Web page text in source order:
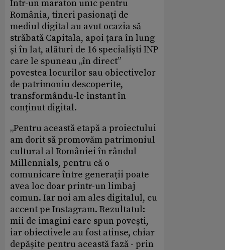
Într-un maraton unic pentru
România, tineri pasionați de
mediul digital au avut ocazia să
străbată Capitala, apoi țara în lung
și în lat, alături de 16 specialiști INP
care le spuneau „în direct”
povestea locurilor sau obiectivelor
de patrimoniu descoperite,
transformându-le instant în
conținut digital.
„Pentru această etapă a proiectului
am dorit să promovăm patrimoniul
cultural al României în rândul
Millennials, pentru că o
comunicare între generații poate
avea loc doar printr-un limbaj
comun. Iar noi am ales digitalul, cu
accent pe Instagram. Rezultatul:
mii de imagini care spun povești,
iar obiectivele au fost atinse, chiar
depășite pentru această fază - prin